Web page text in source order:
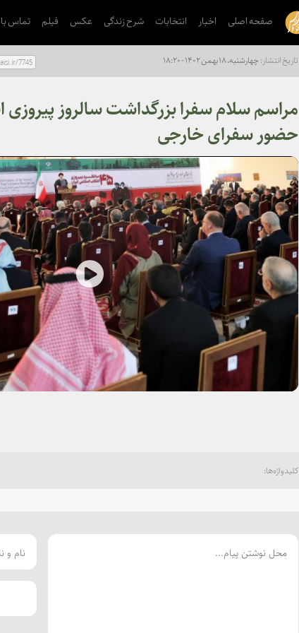
صفحه اصلی اخبار انتخابات شرح زندگی عکس فیلم تماس
چهارشنبه، ۱۸ بهمن ۱۴۰۲ - ۱۸:۲۰
مراسم سلام سفرا بزرگداشت سالروز پیروزی
حضور سفرای خارجی
Play
Video